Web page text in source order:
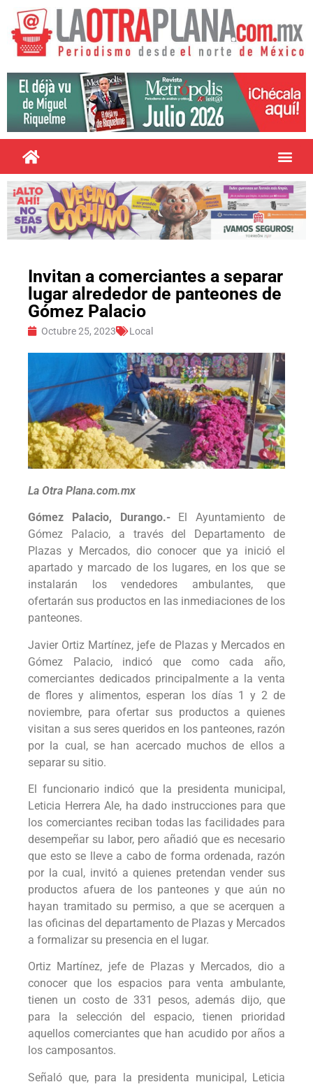
Invitan a comerciantes a separar
lugar alrededor de panteones de
Gómez Palacio
Octubre 25, 2023 Local
La Otra Plana.com.mx
Gómez Palacio, Durango.- El Ayuntamiento de
Gómez Palacio, a través del Departamento de
Plazas y Mercados, dio conocer que ya inició el
apartado y marcado de los lugares, en los que se
instalarán los vendedores ambulantes, que
ofertarán sus productos en las inmediaciones de los
panteones.
Javier Ortiz Martínez, jefe de Plazas y Mercados en
Gómez Palacio, indicó que como cada año,
comerciantes dedicados principalmente a la venta
de flores y alimentos, esperan los días 1 y 2 de
noviembre, para ofertar sus productos a quienes
visitan a sus seres queridos en los panteones, razón
por la cual, se han acercado muchos de ellos a
separar su sitio.
El funcionario indicó que la presidenta municipal,
Leticia Herrera Ale, ha dado instrucciones para que
los comerciantes reciban todas las facilidades para
desempeñar su labor, pero añadió que es necesario
que esto se lleve a cabo de forma ordenada, razón
por la cual, invitó a quienes pretendan vender sus
productos afuera de los panteones y que aún no
hayan tramitado su permiso, a que se acerquen a
las oficinas del departamento de Plazas y Mercados
a formalizar su presencia en el lugar.
Ortiz Martínez, jefe de Plazas y Mercados, dio a
conocer que los espacios para venta ambulante,
tienen un costo de 331 pesos, además dijo, que
para la selección del espacio, tienen prioridad
aquellos comerciantes que han acudido por años a
los camposantos.
Señaló que, para la presidenta municipal, Leticia